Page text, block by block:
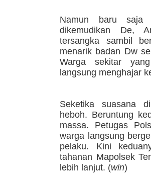
Namun baru saja
dikemudikan De,
tersangka sambil
menarik badan Dw
Warga sekitar
langsung menghajar
Seketika suasana
heboh. Beruntung
massa. Petugas
warga langsung
pelaku. Kini
tahanan Mapolsek
lebih lanjut. (win)